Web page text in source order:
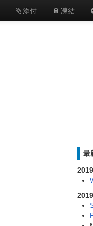
添付 凍結
最